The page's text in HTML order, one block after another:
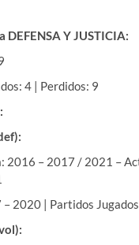
Y JUSTICIA:
4 | Perdidos: 9
2016 – 2017 / 2021 –
– 2020 | Partidos